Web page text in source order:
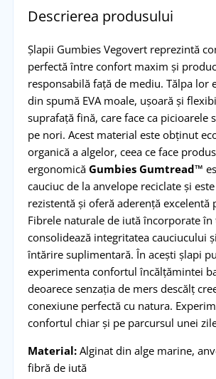
Descrierea produsului
Șlapii Gumbies Vegovert reprezintă
perfectă între confort maxim și
responsabilă față de mediu. Tălpa lor
din spumă EVA moale, ușoară și
suprafață fină, care face ca picioarele
pe nori. Acest material este obținut
organică a algelor, ceea ce face
ergonomică Gumbies Gumtread™
cauciuc de la anvelope reciclate și
rezistentă și oferă aderență excelentă
Fibrele naturale de iută încorporate în
consolidează integritatea cauciucului
întărire suplimentară. În acești șlapi
experimenta confortul încălțămintei
deoarece senzația de mers descălț
conexiune perfectă cu natura.
confortul chiar și pe parcursul unei
Material:Alginat din alge marine,
fibră de iută